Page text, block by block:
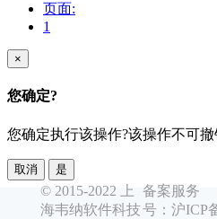
页面:
1
×
您确定?
您确定执行该操作?该操作不可撤
取消 是
© 2015-2022 上
海韦纳软件科技
备案服务
号：沪ICP